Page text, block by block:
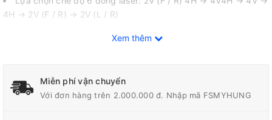
4H → 2V (F / R) → 2V (L / R)
Xem thêm
Miễn phí vận chuyển
Với đơn hàng trên 2.000.000 đ. Nhập mã FSMYHUNG